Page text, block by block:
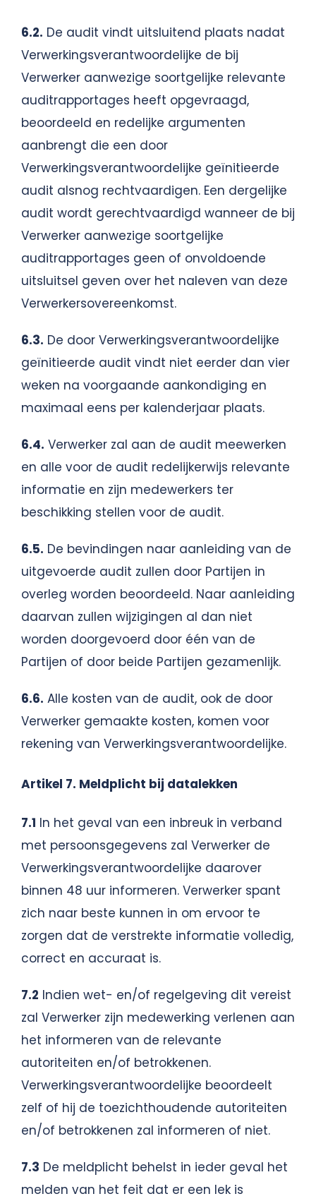
6.2. De audit vindt uitsluitend plaats nadat
Verwerkingsverantwoordelijke de bij
Verwerker aanwezige soortgelijke relevante
auditrapportages heeft opgevraagd,
beoordeeld en redelijke argumenten
aanbrengt die een door
Verwerkingsverantwoordelijke geïnitieerde
audit alsnog rechtvaardigen. Een dergelijke
audit wordt gerechtvaardigd wanneer de bij
Verwerker aanwezige soortgelijke
auditrapportages geen of onvoldoende
uitsluitsel geven over het naleven van deze
Verwerkersovereenkomst.
6.3. De door Verwerkingsverantwoordelijke
geïnitieerde audit vindt niet eerder dan vier
weken na voorgaande aankondiging en
maximaal eens per kalenderjaar plaats.
6.4. Verwerker zal aan de audit meewerken
en alle voor de audit redelijkerwijs relevante
informatie en zijn medewerkers ter
beschikking stellen voor de audit.
6.5. De bevindingen naar aanleiding van de
uitgevoerde audit zullen door Partijen in
overleg worden beoordeeld. Naar aanleiding
daarvan zullen wijzigingen al dan niet
worden doorgevoerd door één van de
Partijen of door beide Partijen gezamenlijk.
6.6. Alle kosten van de audit, ook de door
Verwerker gemaakte kosten, komen voor
rekening van Verwerkingsverantwoordelijke.
Artikel 7. Meldplicht bij datalekken
7.1 In het geval van een inbreuk in verband
met persoonsgegevens zal Verwerker de
Verwerkingsverantwoordelijke daarover
binnen 48 uur informeren. Verwerker spant
zich naar beste kunnen in om ervoor te
zorgen dat de verstrekte informatie volledig,
correct en accuraat is.
7.2 Indien wet- en/of regelgeving dit vereist
zal Verwerker zijn medewerking verlenen aan
het informeren van de relevante
autoriteiten en/of betrokkenen.
Verwerkingsverantwoordelijke beoordeelt
zelf of hij de toezichthoudende autoriteiten
en/of betrokkenen zal informeren of niet.
7.3 De meldplicht behelst in ieder geval het
melden van het feit dat er een lek is